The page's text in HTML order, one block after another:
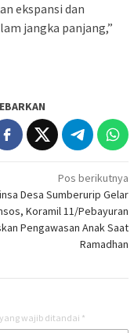
ekspansi dan
jangka panjang,”
Pos berikutnya
Desa Sumberurip Gelar
Koramil 11/Pebayuran
Pengawasan Anak Saat
Ramadhan
yang wajib ditandai *